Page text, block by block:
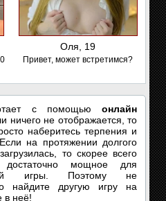
Оля, 19
Привет, может встретимся?
с помощью онлайн
ничего не отображается, то
наберитесь терпения и
на протяжении долгого
то скорее всего
мощное для
игры. Поэтому не
найдите другую игру на
в неё!